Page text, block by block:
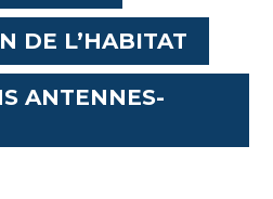
DE L’HABITAT
ANTENNES-